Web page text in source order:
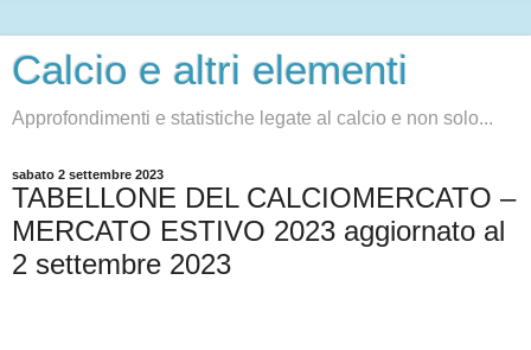
Calcio e altri elementi
Approfondimenti e statistiche legate al calcio e non solo...
sabato 2 settembre 2023
TABELLONE DEL CALCIOMERCATO –
MERCATO ESTIVO 2023 aggiornato al
2 settembre 2023